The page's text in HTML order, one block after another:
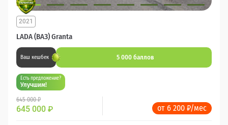
LADA (ВАЗ) Granta
2021
Ваш кешбек 5 000 баллов
Есть предложение?
Улучшим!
645 000 ₽
645 000 ₽ от 6 200 ₽/мес